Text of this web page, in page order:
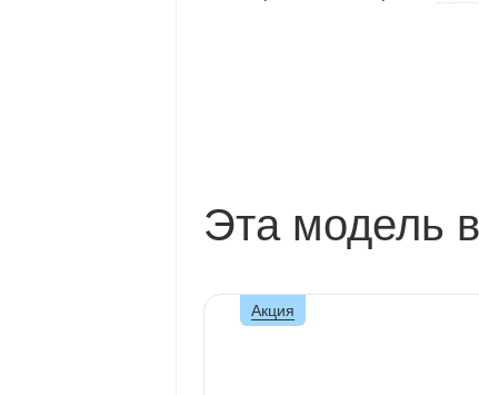
Эта модель
Акция